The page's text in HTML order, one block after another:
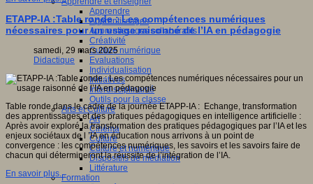
Apprendre
Apprentissages
Apprentissages collaboratifs
Créativité
Culture numérique
Evaluations
Individualisation
Initiatives
Interdisciplinarité
Outils pour la classe
Arts et Culture
Art
Cinéma
Culture
Culture et numérique
Dispositifs de médiation
Littérature
Formation
ETAPP-IA :Table ronde : Les compétences numériques
nécessaires pour un usage raisonné de l’IA en pédagogie
samedi, 29 mars 2025
Didactique
Table ronde dans le cadre de la journée ETAPP-IA : Echange, transformation
des apprentissages et des pratiques pédagogiques en intelligence artificielle :
Après avoir exploré la transformation des pratiques pédagogiques par l’IA et les
enjeux sociétaux de l ’IA en éducation nous arrivons à un point de
convergence : les compétences numériques, les savoirs et les savoirs faire de
chacun qui détermineront la réussite de l’intégration de l’IA.
En savoir plus...